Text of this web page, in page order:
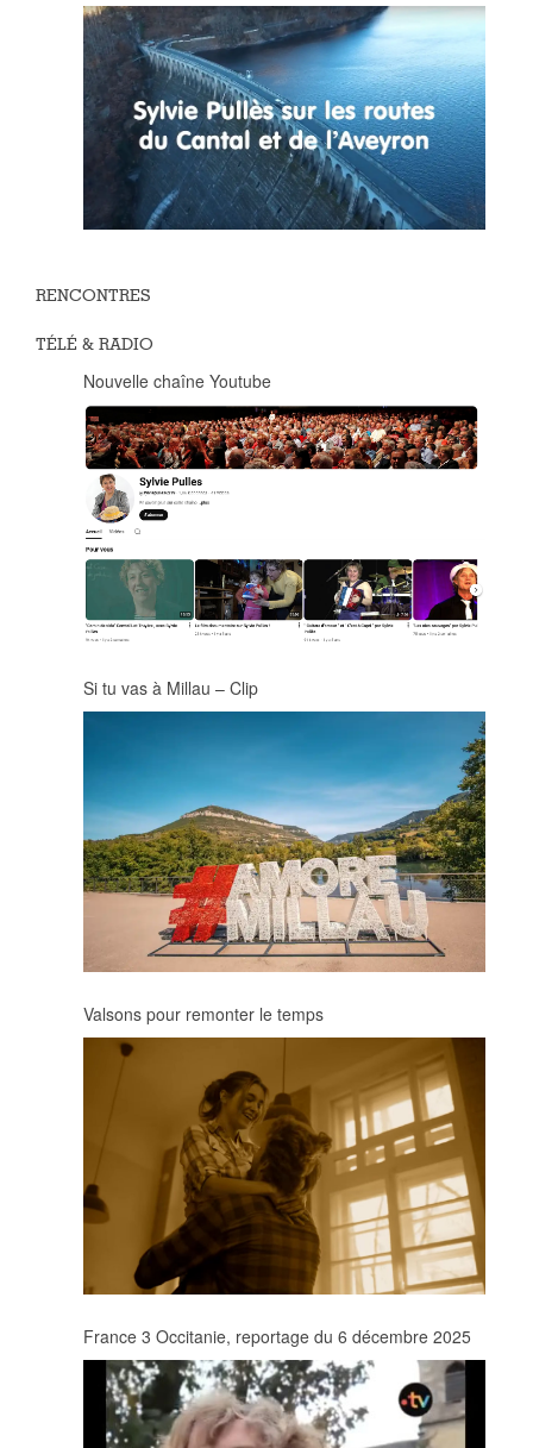
RENCONTRES
TÉLÉ & RADIO
Nouvelle chaîne Youtube
Si tu vas à Millau – Clip
Valsons pour remonter le temps
France 3 Occitanie, reportage du 6 décembre 2025